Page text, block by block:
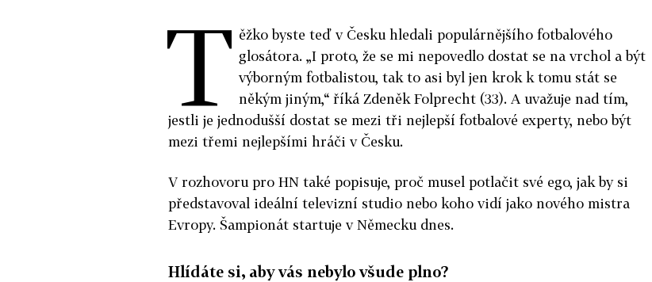
T ěžko byste teď v Česku hledali populárnějšího fotbalového
glosátora. „I proto, že se mi nepovedlo dostat se na vrchol a být
výborným fotbalistou, tak to asi byl jen krok k tomu stát se
někým jiným,“ říká Zdeněk Folprecht (33). A uvažuje nad tím,
jestli je jednodušší dostat se mezi tři nejlepší fotbalové experty, nebo být
mezi třemi nejlepšími hráči v Česku.
V rozhovoru pro HN také popisuje, proč musel potlačit své ego, jak by si
představoval ideální televizní studio nebo koho vidí jako nového mistra
Evropy. Šampionát startuje v Německu dnes.
Hlídáte si, aby vás nebylo všude plno?